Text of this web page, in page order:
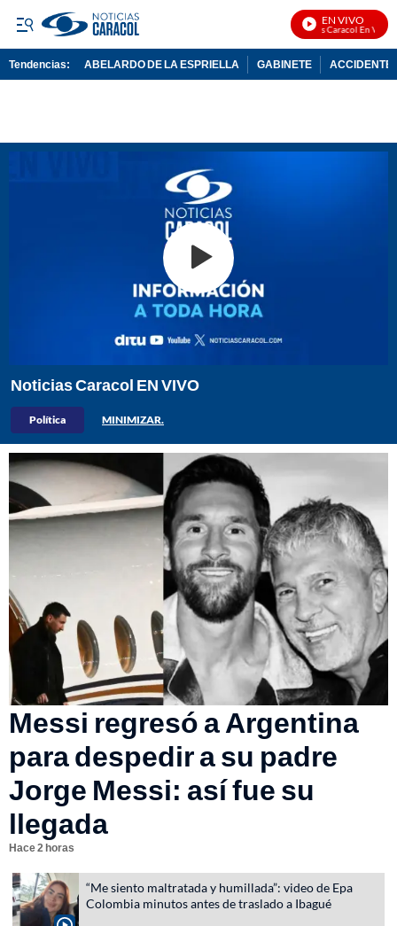
EN VIVO
Noticias Caracol En Vivo
Tendencias: ABELARDO DE LA ESPRIELLA GABINETE ACCIDENTE
Noticias Caracol EN VIVO
Política MINIMIZAR.
Hace 2 horas
Messi regresó a Argentina
para despedir a su padre
Jorge Messi: así fue su
llegada
“Me siento maltratada y humillada”: video de Epa
Colombia minutos antes de traslado a Ibagué